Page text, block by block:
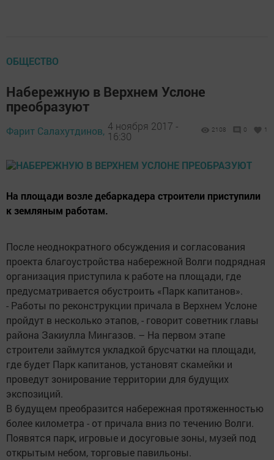
ОБЩЕСТВО
Набережную в Верхнем Услоне
преобразуют
Фарит Салахутдинов, 4 ноября 2017 -
16:30
2108 0 1
На площади возле дебаркадера строители приступили
к земляным работам.
После неоднократного обсуждения и согласования
проекта благоустройства набережной Волги подрядная
организация приступила к работе на площади, где
предусматривается обустроить «Парк капитанов».
- Работы по реконструкции причала в Верхнем Услоне
пройдут в несколько этапов, - говорит советник главы
района Закиулла Мингазов. – На первом этапе
строители займутся укладкой брусчатки на площади,
где будет Парк капитанов, установят скамейки и
проведут зонирование территории для будущих
экспозиций.
В будущем преобразится набережная протяженностью
более километра - от причала вниз по течению Волги.
Появятся парк, игровые и досуговые зоны, музей под
открытым небом, торговые павильоны.